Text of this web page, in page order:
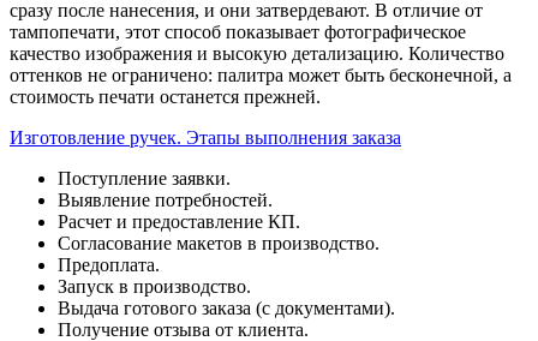
сразу после нанесения, и они затвердевают. В отличие от
тампопечати, этот способ показывает фотографическое
качество изображения и высокую детализацию. Количество
оттенков не ограничено: палитра может быть бесконечной, а
стоимость печати останется прежней.
Изготовление ручек. Этапы выполнения заказа
Поступление заявки.
Выявление потребностей.
Расчет и предоставление КП.
Согласование макетов в производство.
Предоплата.
Запуск в производство.
Выдача готового заказа (с документами).
Получение отзыва от клиента.